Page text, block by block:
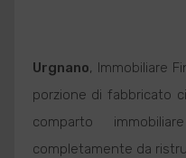
Urgnano, Immobiliare
porzione di fabbricato
comparto
completamente da